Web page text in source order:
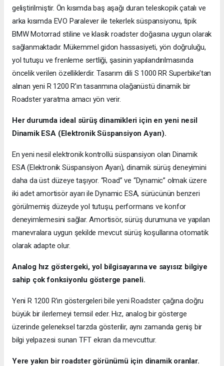
geliştirilmiştir. Ön kısımda baş aşağı duran teleskopik çatalı ve
arka kısımda EVO Paralever ile tekerlek süspansiyonu, tipik
BMW Motorrad stiline ve klasik roadster doğasına uygun olarak
sağlanmaktadır. Mükemmel gidon hassasiyeti, yön doğruluğu,
yol tutuşu ve frenleme sertliği, şasinin yapılandırılmasında
öncelik verilen özelliklerdir. Tasarım dili S 1000 RR Superbike’tan
alınan yeni R 1200 R’ın tasarımına olağanüstü dinamik bir
Roadster yaratma amacı yön verir.
Her durumda ideal sürüş dinamikleri için en yeni nesil
Dinamik ESA (Elektronik Süspansiyon Ayarı).
En yeni nesil elektronik kontrollü süspansiyon olan Dinamik
ESA (Elektronik Süspansiyon Ayarı), dinamik sürüş deneyimini
daha da üst düzeye taşıyor. “Road” ve “Dynamic” olmak üzere
iki adet amortisör ayarı ile Dynamic ESA, sürücünün benzeri
görülmemiş düzeyde yol tutuşu, performans ve konfor
deneyimlemesini sağlar. Amortisör, sürüş durumuna ve yapılan
manevralara uygun şekilde mevcut sürüş koşullarına otomatik
olarak adapte olur.
Analog hız göstergeki, yol bilgisayarına ve sayısız bilgiye
sahip çok fonksiyonlu gösterge paneli.
Yeni R 1200 R’ın göstergeleri bile yeni Roadster çağına doğru
büyük bir ilerlemeyi temsil eder. Hız, analog bir gösterge
üzerinde geleneksel tarzda gösterilir, aynı zamanda geniş bir
bilgi yelpazesi sunan TFT ekran da mevcuttur.
Yere yakın bir roadster görünümü için dinamik oranlar.